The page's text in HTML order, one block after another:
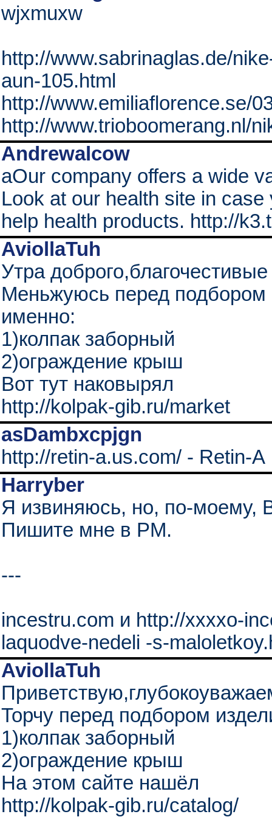
wjxmuxw
http://www.sabrinaglas.de/
aun-105.html
http://www.emiliaflorence.se/
http://www.trioboomerang.nl/
Andrewalcow
aOur company offers a wide
Look at our health site in
help health products. http://
AviollaTuh
Утра доброго,благочестивые
Меньжуюсь перед подбором
именно:
1)колпак заборный
2)ограждение крыш
Вот тут наковырял
http://kolpak-gib.ru/market
asDambxcpjgn
http://retin-a.us.com/ - Retin-A
Harryber
Я извиняюсь, но, по-моему,
Пишите мне в PM.
---
incestru.com и http://xxxxo-
laquodve-nedeli -s-
AviollaTuh
Торчу перед подбором
1)колпак заборный
2)ограждение крыш
На этом сайте нашёл
http://kolpak-gib.ru/catalog/